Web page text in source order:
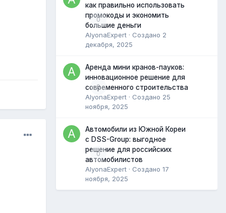
0
как правильно использовать
промокоды и экономить
большие деньги
AlyonaExpert · Создано 2
декабря, 2025
0
Аренда мини кранов-пауков:
инновационное решение для
современного строительства
AlyonaExpert · Создано 25
ноября, 2025
0
Автомобили из Южной Кореи
с DSS-Group: выгодное
решение для российских
автомобилистов
AlyonaExpert · Создано 17
ноября, 2025